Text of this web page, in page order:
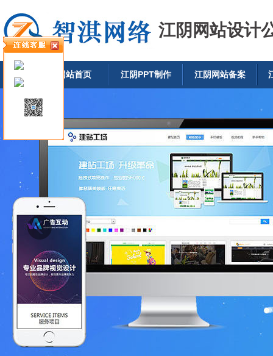
江阴网站设计
网站首页 江阴PPT制作 江阴网站备案